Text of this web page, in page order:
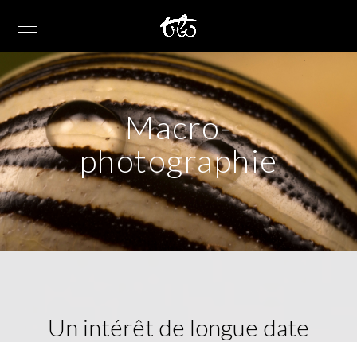
Macro-
photographie
Un intérêt de longue date